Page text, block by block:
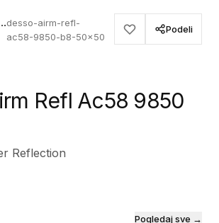
Ac58 9850 B8desso-airm-refl-
ac58-9850-b8-50x50
Podeli
Refl Ac58 9850
Reflection
Pogledaj sve →